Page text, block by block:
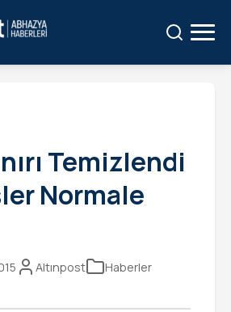
Temizlendi
Normale
Altınpost
Haberler